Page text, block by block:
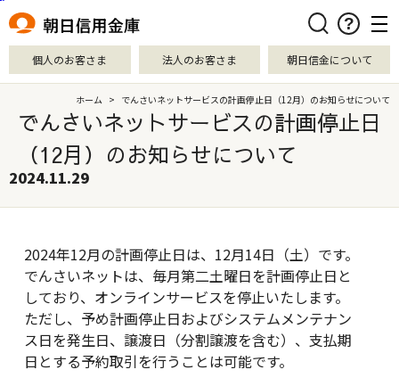
検索
個人のお客さま 法人のお客さま 朝日信金について
ホーム > でんさいネットサービスの計画停止日（12月）のお知らせについて
でんさいネットサービスの計画停止日
（12月）のお知らせについて
2024.11.29
2024年12月の計画停止日は、12月14日（土）です。
でんさいネットは、毎月第二土曜日を計画停止日と
しており、オンラインサービスを停止いたします。
ただし、予め計画停止日およびシステムメンテナン
ス日を発生日、譲渡日（分割譲渡を含む）、支払期
日とする予約取引を行うことは可能です。